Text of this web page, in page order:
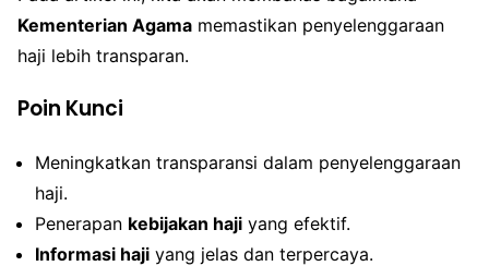
Kementerian Agama memastikan penyelenggaraan
haji lebih transparan.
Poin Kunci
Meningkatkan transparansi dalam penyelenggaraan
haji.
Penerapan kebijakan haji yang efektif.
Informasi haji yang jelas dan terpercaya.